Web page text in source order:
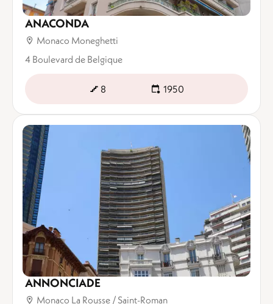
ANACONDA
Monaco Moneghetti
4 Boulevard de Belgique
8 1950
ANNONCIADE
Monaco La Rousse / Saint-Roman